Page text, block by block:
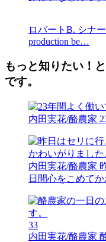
ロバートB. シナ
production be…
もっと知りたい！
です。
内田実花/酪農家
内田実花/酪農家
日間心をこめて
33
内田実花/酪農家